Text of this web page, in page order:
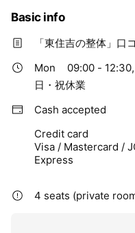
Basic info
「東住吉の整体」口
Mon
09:00 -
日・祝休業
Cash accepted
Credit card
Visa / Mastercard /
Express
4 seats (private